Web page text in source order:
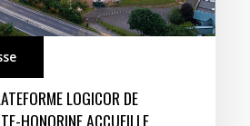
LOGICOR DE
HONORINE ACCUEILLE